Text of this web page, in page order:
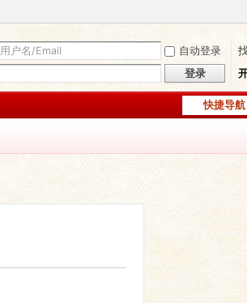
自动登录
登录
快捷导航